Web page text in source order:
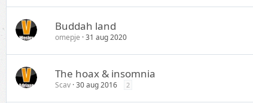
Buddah land
omepje 31 aug 2020
The hoax & insomnia
Scav 30 aug 2016 2